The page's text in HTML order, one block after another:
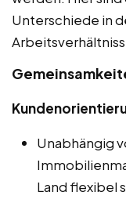
Unterschiede in
Unabhängig
Land flexibel